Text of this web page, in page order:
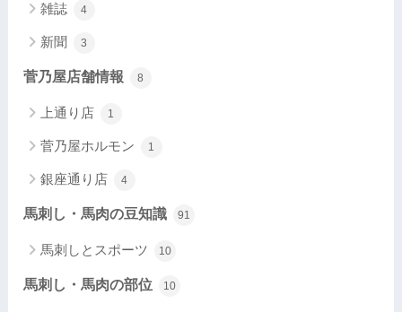
雑誌 4
新聞 3
菅乃屋店舗情報 8
上通り店 1
菅乃屋ホルモン 1
銀座通り店 4
馬刺し・馬肉の豆知識 91
馬刺しとスポーツ 10
馬刺し・馬肉の部位 10